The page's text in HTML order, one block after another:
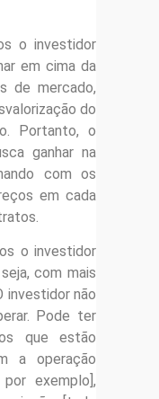
o investidor
em cima da
de mercado,
do
Portanto, o
ganhar na
com os
em cada
o investidor
com mais
investidor não
Pode ter
que estão
a operação
exemplo],